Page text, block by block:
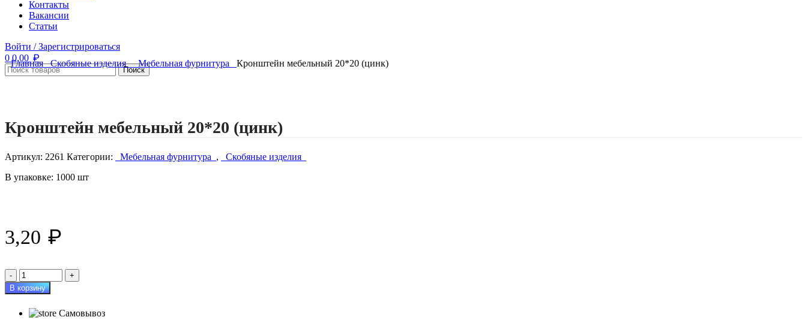
Контакты
Вакансии
Статьи
Войти / Зарегистрироваться
00,00 ₽
Поиск
ГлавнаяСкобяные изделияМебельная фурнитура Кронштейн мебельный 20*20 (цинк)
Кронштейн мебельный 20*20 (цинк)
Артикул: 2261 Категории: Мебельная фурнитура ,
Скобяные изделия
В упаковке: 1000 шт
3,20 ₽
Количество
товара
Кронштейн
мебельный
20*20
В корзину
Самовывоз